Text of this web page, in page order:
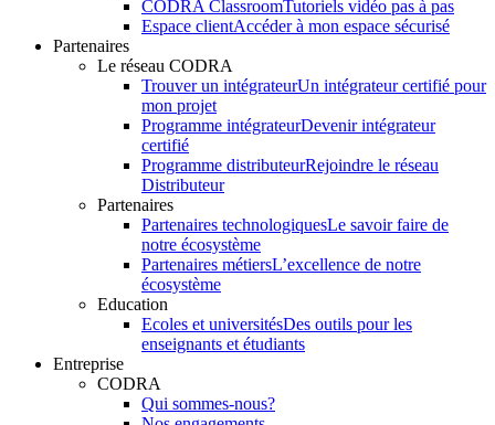
CODRA ClassroomTutoriels vidéo pas à pas
Espace clientAccéder à mon espace sécurisé
Partenaires
Le réseau CODRA
Trouver un intégrateurUn intégrateur certifié pour
mon projet
Programme intégrateurDevenir intégrateur
certifié
Programme distributeurRejoindre le réseau
Distributeur
Partenaires
Partenaires technologiquesLe savoir faire de
notre écosystème
Partenaires métiersL’excellence de notre
écosystème
Education
Ecoles et universitésDes outils pour les
enseignants et étudiants
Entreprise
CODRA
Qui sommes-nous?